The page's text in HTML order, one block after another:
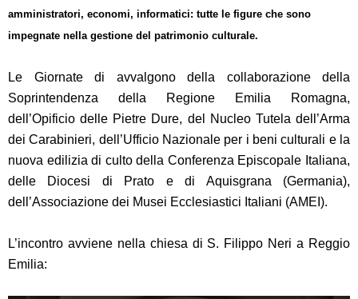
amministratori, economi, informatici: tutte le figure che sono
impegnate nella gestione del patrimonio culturale.
Le Giornate di avvalgono della collaborazione della
Soprintendenza della Regione Emilia Romagna,
dell’Opificio delle Pietre Dure, del Nucleo Tutela dell’Arma
dei Carabinieri, dell’Ufficio Nazionale per i beni culturali e la
nuova edilizia di culto della Conferenza Episcopale Italiana,
delle Diocesi di Prato e di Aquisgrana (Germania),
dell’Associazione dei Musei Ecclesiastici Italiani (AMEI).
L’incontro avviene nella chiesa di S. Filippo Neri a Reggio
Emilia: